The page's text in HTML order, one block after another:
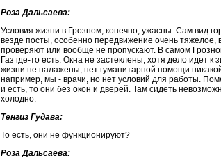
Роза Дальсаева:
Условия жизни в Грозном, конечно, ужасны. Сам вид
везде посты, особенно передвижение очень тяжелое,
проверяют или вообще не пропускают. В самом
Газ где-то есть. Окна не застеклены, хотя дело идет к
жизни не налажены, нет гуманитарной помощи
например, мы - врачи, но нет условий для работы.
и есть, то они без окон и дверей. Там сидеть
холодно.
Тенгиз Гудава:
То есть, они не функционируют?
Роза Дальсаева: